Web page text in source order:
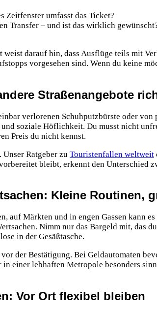
Zeitfenster umfasst das Ticket?
Transfer – und ist das wirklich
darauf hin, dass Ausflüge teils mit
vorgesehen sind. Wenn du keine
Straßenangebote
verlorenen Schuhputzbürste oder
soziale Höflichkeit. Du musst nicht
Preis du nicht kennst.
Ratgeber zu Touristenfallen weltweit
bleibt, erkennt den Unterschied
Kleine Routinen,
auf Märkten und in engen Gassen kann
Nimm nur das Bargeld mit, das
in der Gesäßtasche.
der Bestätigung. Bei Geldautomaten
einer lebhaften Metropole besonders
Vor Ort flexibel bleiben